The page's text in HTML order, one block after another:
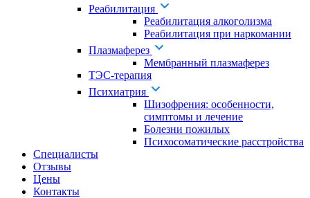
Реабилитация
Реабилитация алкоголизма
Реабилитация при наркомании
Плазмаферез
Мембранный плазмаферез
ТЭС-терапия
Психиатрия
Шизофрения: особенности,
симптомы и лечение
Болезни пожилых
Психосоматические расстройства
Специалисты
Отзывы
Цены
Контакты